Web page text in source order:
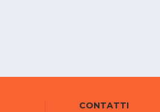
CONTATTI